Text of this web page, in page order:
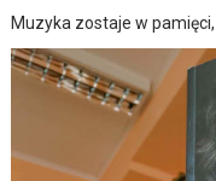
Muzyka zostaje w